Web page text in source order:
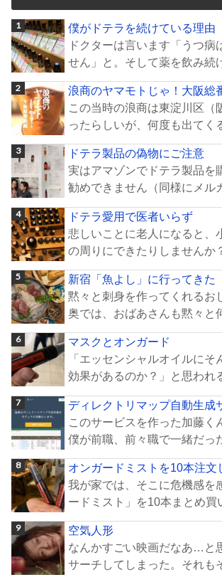
僕がドテラを続けている理由
ドクターは言います「うつ病
せん」と。そして薬を飲み続
浪商のヤマモトじゃ！大阪総
この当時の浪商は東淀川区（
ったらしいが、何度も出てく
ドテラ製品の偽物にご注意
実はアマゾンでドテラ製品を
勧めできません（同様にメル
ドテラ愛用で医者いらず
悲しいことに老人になると、
の周りにできたりしません
新宿「魚よし」に行ってきた
黙々と刺身を作ってくれるお
奥では、おばあさんも黙々と
マスクとオンガード
「エッセンシャルオイルにそ
効果があるのか？」と思われ
ディレクトリマップ自動生成
このサービスを作った加藤く
僕が前職、前々職で一緒だっ
オンガードミストを10本注文
我が家では、そこに危機感を
ードミスト」を10本まとめ買
空気人形
なんかすごい映画だなあ…と
サーチしてしまった。それも